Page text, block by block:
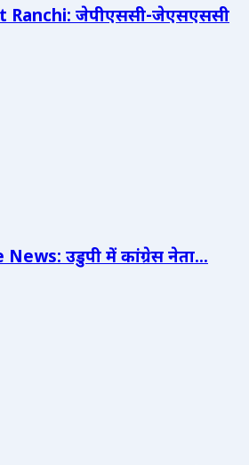
Ranchi: जेपीएससी-जेएसएससी
उडुपी में कांग्रेस नेता...